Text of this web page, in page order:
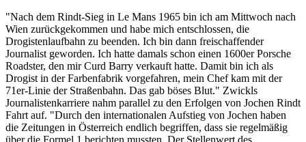
"Nach dem Rindt-Sieg in Le Mans 1965 bin ich am Mittwoch nach
Wien zurückgekommen und habe mich entschlossen, die
Drogistenlaufbahn zu beenden. Ich bin dann freischaffender
Journalist geworden. Ich hatte damals schon einen 1600er Porsche
Roadster, den mir Curd Barry verkauft hatte. Damit bin ich als
Drogist in der Farbenfabrik vorgefahren, mein Chef kam mit der
71er-Linie der Straßenbahn. Das gab böses Blut." Zwickls
Journalistenkarriere nahm parallel zu den Erfolgen von Jochen Rindt
Fahrt auf. "Durch den internationalen Aufstieg von Jochen haben
die Zeitungen in Österreich endlich begriffen, dass sie regelmäßig
über die Formel 1 berichten mussten. Der Stellenwert des